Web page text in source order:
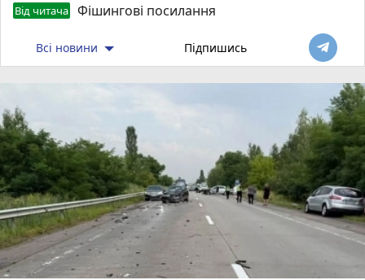
Від читача Фішингові посилання
Всі новини Підпишись